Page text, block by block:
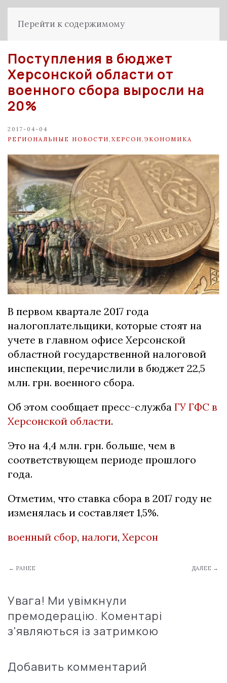
Перейти к содержимому
Поступления в бюджет
Херсонской области от
военного сбора выросли на
20%
2017-04-04
РЕГИОНАЛЬНЫЕ НОВОСТИ ХЕРСОН ЭКОНОМИКА
В первом квартале 2017 года
налогоплательщики, которые стоят на
учете в главном офисе Херсонской
областной государственной налоговой
инспекции, перечислили в бюджет 22,5
млн. грн. военного сбора.
Об этом сообщает пресс-служба ГУ ГФС в
Херсонской области.
Это на 4,4 млн. грн. больше, чем в
соответствующем периоде прошлого
года.
Отметим, что ставка сбора в 2017 году не
изменялась и составляет 1,5%.
военный сбор, налоги, Херсон
← РАНЕЕ ДАЛЕЕ →
Увага! Ми увімкнули
премодерацію. Коментарі
з'являються із затримкою
Добавить комментарий